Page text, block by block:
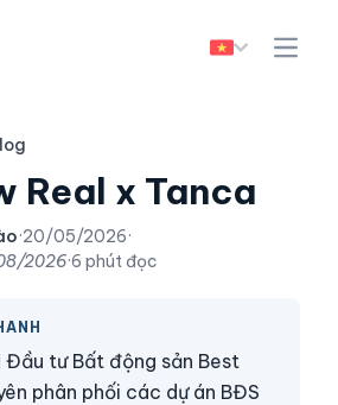
Real x Tanca
·20/05/2026·
2026·6 phút đọc
Đầu tư Bất động sản Best
phân phối các dự án BĐS